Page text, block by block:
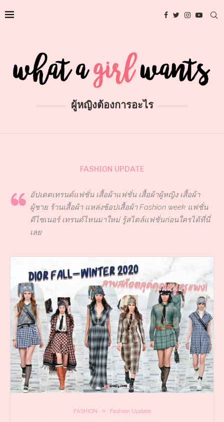
ผู้หญิงต้องการอะไร
FASHION UPDATE
อัปเดตเทรนด์แฟชั่น เสื้อผ้าแฟชั่น เสื้อผ้าผู้หญิง เสื้อผ้า
ผู้ชาย ร้านเสื้อผ้า แหล่งช้อปเสื้อผ้า Fashion week แฟชั่น
ดีไซเนอร์ เทรนด์ไหนมาใหม่ รู้สไตล์แฟชั่นก่อนใครได้ที่นี่
เลย
FASHION Fashion Update